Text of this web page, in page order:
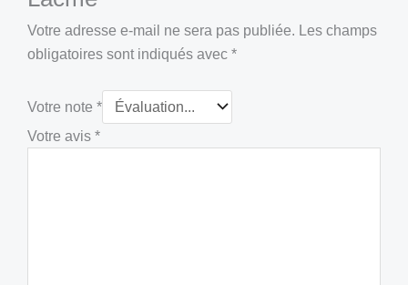
Votre adresse e-mail ne sera pas publiée. Les champs
obligatoires sont indiqués avec *
Votre note *
Votre avis *